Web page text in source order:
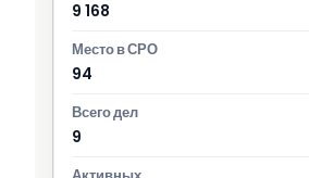
9 168
94
9